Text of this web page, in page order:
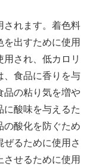
されます。着色料
出すために使用
され、低カロリ
、食品に香りを与
品の粘り気を増や
に酸味を与えるた
の酸化を防ぐため
るために使用さ
せるために使用